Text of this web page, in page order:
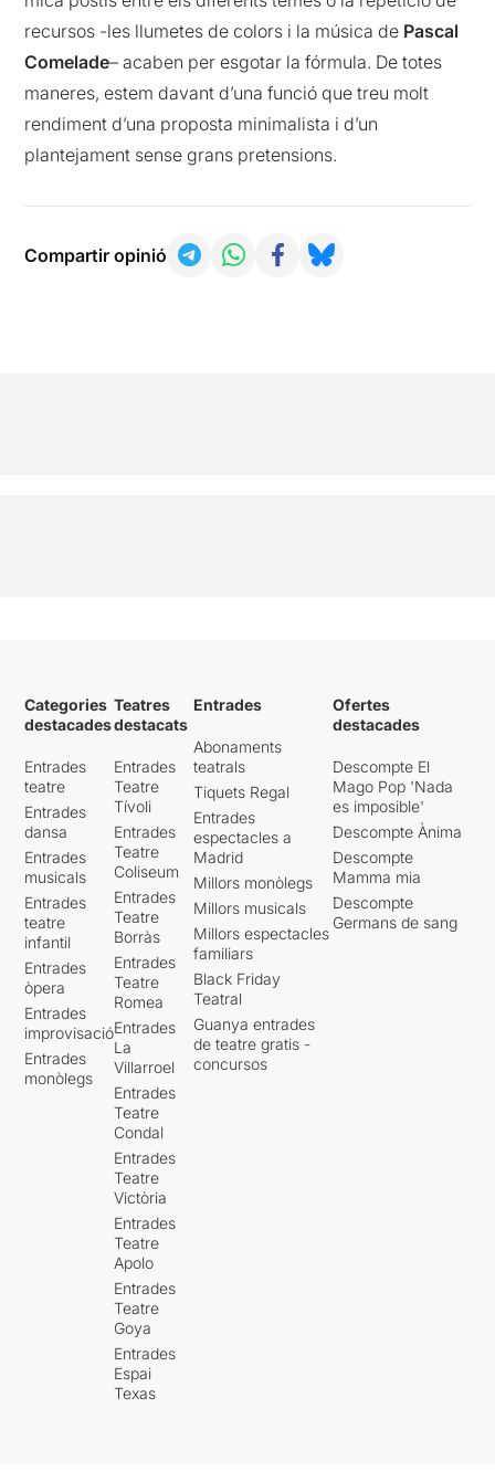
recursos -les llumetes de colors i la música de Pascal
Comelade– acaben per esgotar la fórmula. De totes
maneres, estem davant d’una funció que treu molt
rendiment d’una proposta minimalista i d’un
plantejament sense grans pretensions.
Compartir opinió
Categories
destacades
Entrades
teatre
Entrades
dansa
Entrades
musicals
Entrades
teatre
infantil
Entrades
òpera
Entrades
improvisació
Entrades
monòlegs
Teatres
destacats
Entrades
Teatre
Tívoli
Entrades
Teatre
Coliseum
Entrades
Teatre
Borràs
Entrades
Teatre
Romea
Entrades
La
Villarroel
Entrades
Teatre
Condal
Entrades
Teatre
Victòria
Entrades
Teatre
Apolo
Entrades
Teatre
Goya
Entrades
Espai
Texas
Entrades
Abonaments
teatrals
Tiquets Regal
Entrades
espectacles a
Madrid
Millors monòlegs
Millors musicals
Millors espectacles
familiars
Black Friday
Teatral
Guanya entrades
de teatre gratis -
concursos
Ofertes
destacades
Descompte El
Mago Pop 'Nada
es imposible'
Descompte Ànima
Descompte
Mamma mia
Descompte
Germans de sang